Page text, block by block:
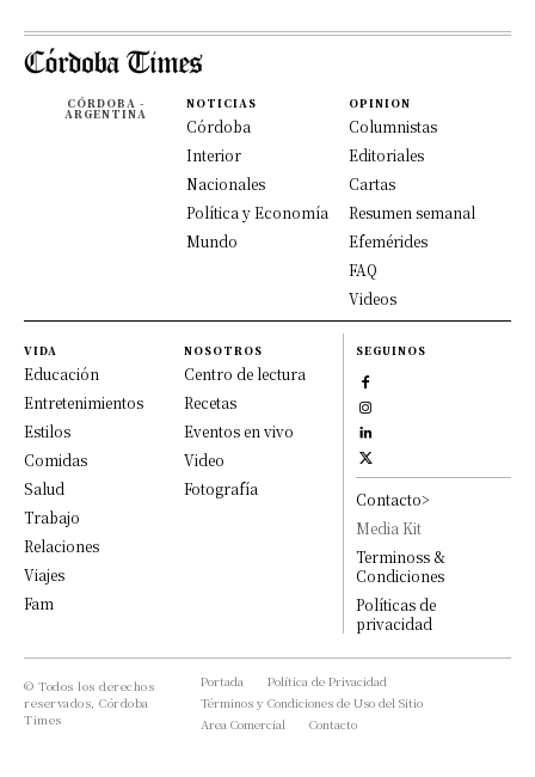
CÓRDOBA -
ARGENTINA
NOTICIAS
Córdoba
Interior
Nacionales
Política y Economía
Mundo
OPINION
Columnistas
Editoriales
Cartas
Resumen semanal
Efemérides
FAQ
Videos
VIDA
Educación
Entretenimientos
Estilos
Comidas
Salud
Trabajo
Relaciones
Viajes
Fam
NOSOTROS
Centro de lectura
Recetas
Eventos en vivo
Video
Fotografía
SEGUINOS
Contacto>
Media Kit
Terminoss &
Condiciones
Políticas de
privacidad
© Todos los derechos
reservados, Córdoba
Times
Portada
Política de Privacidad
Términos y Condiciones de Uso del Sitio
Area Comercial
Contacto